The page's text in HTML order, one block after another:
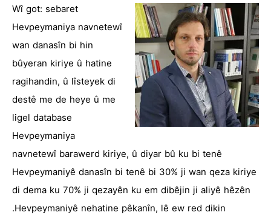
Wî got: sebaret
Hevpeymaniya navnetewî
wan danasîn bi hin
bûyeran kiriye û hatine
ragihandin, û lîsteyek di
destê me de heye û me
ligel database
Hevpeymaniya
navnetewî barawerd kiriye, û diyar bû ku bi tenê
Hevpeymaniyê danasîn bi tenê bi 30% ji wan qeza kiriye
di dema ku 70% ji qezayên ku em dibêjin ji aliyê hêzên
Hevpeymaniyê nehatine pêkanîn, lê ew red dikin.